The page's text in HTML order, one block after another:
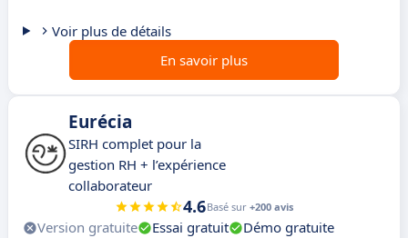
Voir plus de détails
En savoir plus
Eurécia
SIRH complet pour la
gestion RH + l’expérience
collaborateur
4.6Basé sur +200 avis
Version gratuite Essai gratuit
Démo gratuite